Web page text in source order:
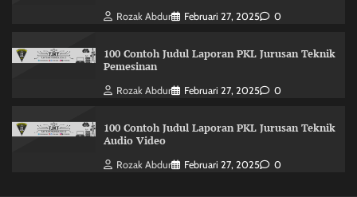
Rozak Abdur Februari 27, 2025 0
100 Contoh Judul Laporan PKL Jurusan Teknik
Pemesinan
Rozak Abdur Februari 27, 2025 0
100 Contoh Judul Laporan PKL Jurusan Teknik
Audio Video
Rozak Abdur Februari 27, 2025 0